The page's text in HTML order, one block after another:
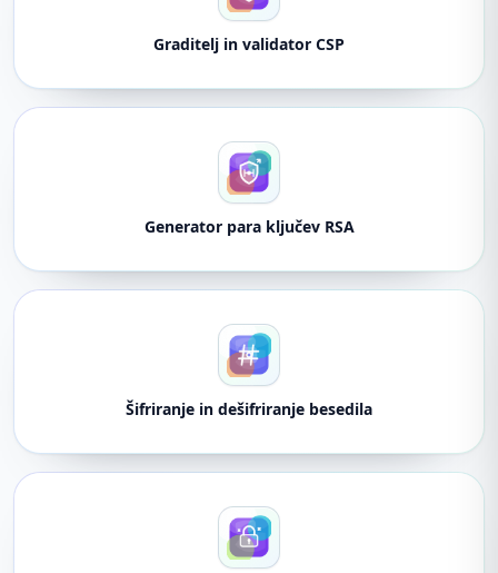
Graditelj in validator CSP
Generator para ključev RSA
Šifriranje in dešifriranje besedila